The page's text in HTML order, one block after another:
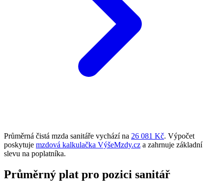
Průměrná čistá mzda sanitáře vychází na 26 081 Kč. Výpočet
poskytuje mzdová kalkulačka VýšeMzdy.cz a zahrnuje základní
slevu na poplatníka.
Průměrný plat pro pozici sanitář